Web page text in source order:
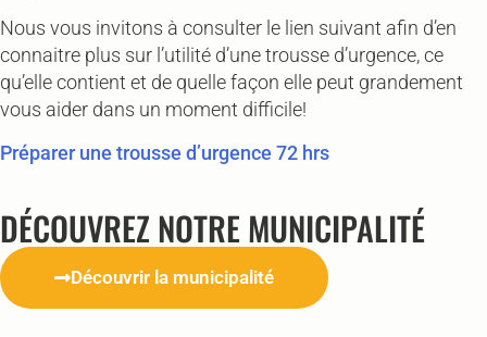
Nous vous invitons à consulter le lien suivant afin d’en
connaitre plus sur l’utilité d’une trousse d’urgence, ce
qu’elle contient et de quelle façon elle peut grandement
vous aider dans un moment difficile!
Préparer une trousse d’urgence 72 hrs
DÉCOUVREZ NOTRE MUNICIPALITÉ
Découvrir la municipalité